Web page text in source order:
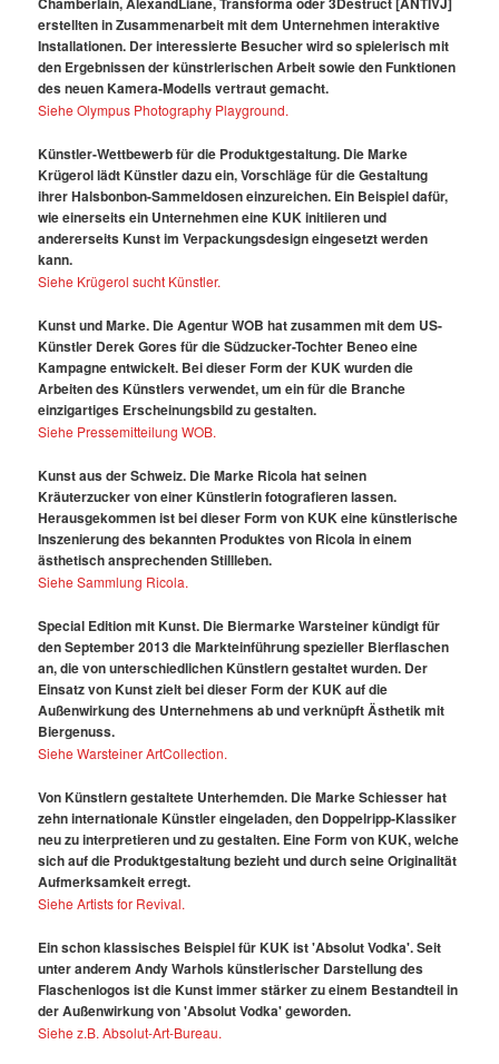
erstellten in Zusammenarbeit mit dem Unternehmen interaktive
Installationen. Der interessierte Besucher wird so spielerisch mit
den Ergebnissen der künstrlerischen Arbeit sowie den Funktionen
des neuen Kamera-Modells vertraut gemacht.
Siehe Olympus Photography Playground.
Künstler-Wettbewerb für die Produktgestaltung. Die Marke
Krügerol lädt Künstler dazu ein, Vorschläge für die Gestaltung
ihrer Halsbonbon-Sammeldosen einzureichen. Ein Beispiel dafür,
wie einerseits ein Unternehmen eine KUK initiieren und
andererseits Kunst im Verpackungsdesign eingesetzt werden
kann.
Siehe Krügerol sucht Künstler.
Kunst und Marke. Die Agentur WOB hat zusammen mit dem US-
Künstler Derek Gores für die Südzucker-Tochter Beneo eine
Kampagne entwickelt. Bei dieser Form der KUK wurden die
Arbeiten des Künstlers verwendet, um ein für die Branche
einzigartiges Erscheinungsbild zu gestalten.
Siehe Pressemitteilung WOB.
Kunst aus der Schweiz. Die Marke Ricola hat seinen
Kräuterzucker von einer Künstlerin fotografieren lassen.
Herausgekommen ist bei dieser Form von KUK eine künstlerische
Inszenierung des bekannten Produktes von Ricola in einem
ästhetisch ansprechenden Stillleben.
Siehe Sammlung Ricola.
Special Edition mit Kunst. Die Biermarke Warsteiner kündigt für
den September 2013 die Markteinführung spezieller Bierflaschen
an, die von unterschiedlichen Künstlern gestaltet wurden. Der
Einsatz von Kunst zielt bei dieser Form der KUK auf die
Außenwirkung des Unternehmens ab und verknüpft Ästhetik mit
Biergenuss.
Siehe Warsteiner ArtCollection.
Von Künstlern gestaltete Unterhemden. Die Marke Schiesser hat
zehn internationale Künstler eingeladen, den Doppelripp-Klassiker
neu zu interpretieren und zu gestalten. Eine Form von KUK, welche
sich auf die Produktgestaltung bezieht und durch seine Originalität
Aufmerksamkeit erregt.
Siehe Artists for Revival.
Ein schon klassisches Beispiel für KUK ist 'Absolut Vodka'. Seit
unter anderem Andy Warhols künstlerischer Darstellung des
Flaschenlogos ist die Kunst immer stärker zu einem Bestandteil in
der Außenwirkung von 'Absolut Vodka' geworden.
Siehe z.B. Absolut-Art-Bureau.